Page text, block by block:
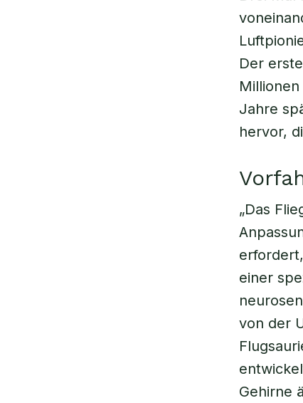
Der
Jahre
hervor,
„Das
einer
von der
Gehirne